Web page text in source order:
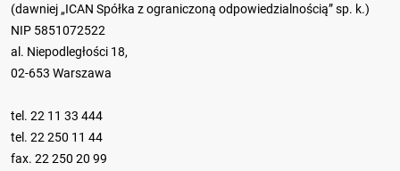
(dawniej „ICAN Spółka z ograniczoną odpowiedzialnością” sp. k.)
NIP 5851072522
al. Niepodległości 18,
02-653 Warszawa
tel. 22 11 33 444
tel. 22 250 11 44
fax. 22 250 20 99